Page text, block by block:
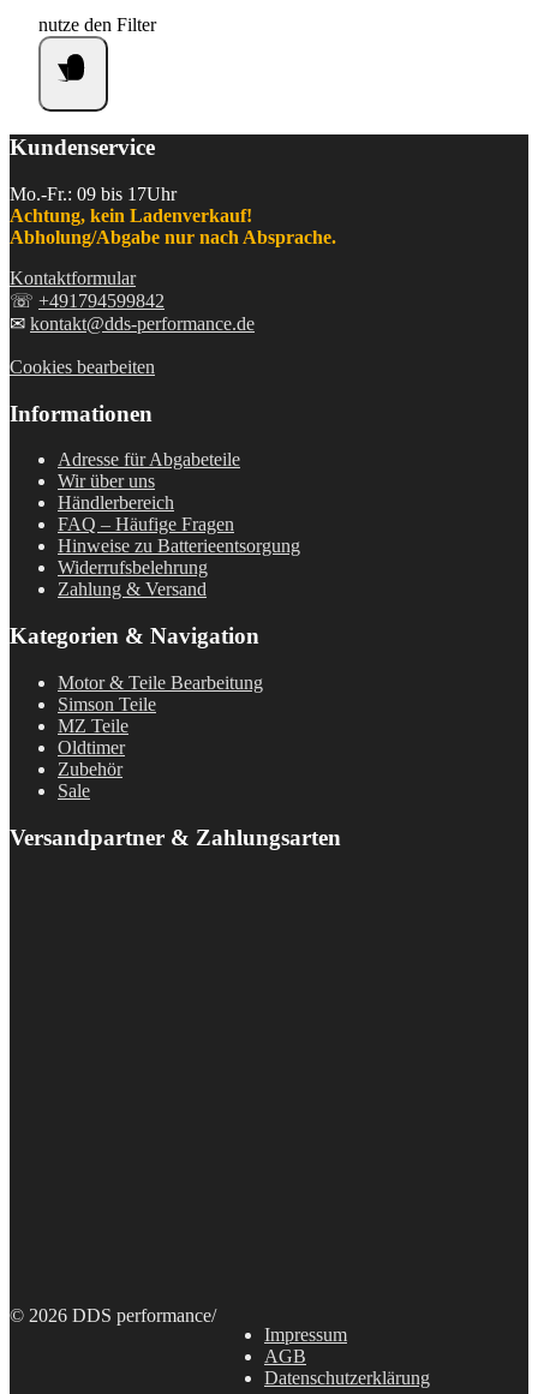
nutze den Filter
Kundenservice
Mo.-Fr.: 09 bis 17Uhr
Achtung, kein Ladenverkauf!
Abholung/Abgabe nur nach Absprache.
Kontaktformular
☏ +491794599842
✉ kontakt@dds-performance.de
Cookies bearbeiten
Informationen
Adresse für Abgabeteile
Wir über uns
Händlerbereich
FAQ – Häufige Fragen
Hinweise zu Batterieentsorgung
Widerrufsbelehrung
Zahlung & Versand
Kategorien & Navigation
Motor & Teile Bearbeitung
Simson Teile
MZ Teile
Oldtimer
Zubehör
Sale
Versandpartner & Zahlungsarten
© 2026 DDS performance/
Impressum
AGB
Datenschutzerklärung